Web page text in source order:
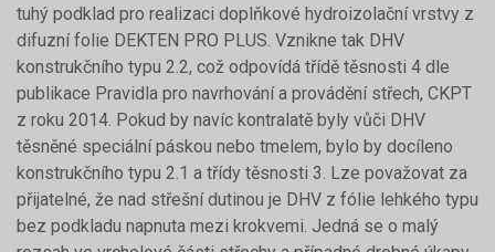
tuhý podklad pro realizaci doplňkové hydroizolační vrstvy z
difuzní folie DEKTEN PRO PLUS. Vznikne tak DHV
konstrukčního typu 2.2, což odpovídá třídě těsnosti 4 dle
publikace Pravidla pro navrhování a provádění střech, CKPT
z roku 2014. Pokud by navíc kontralatě byly vůči DHV
těsněné speciální páskou nebo tmelem, bylo by docíleno
konstrukčního typu 2.1 a třídy těsnosti 3. Lze považovat za
přijatelné, že nad střešní dutinou je DHV z fólie lehkého typu
bez podkladu napnuta mezi krokvemi. Jedná se o malý